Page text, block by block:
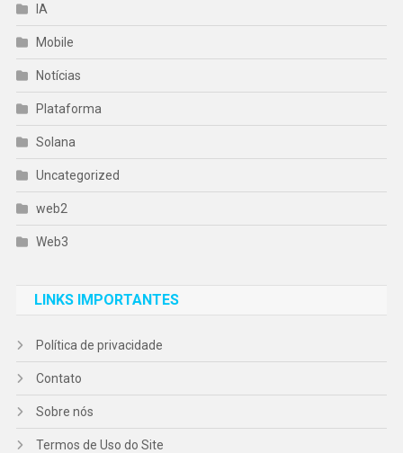
IA
Mobile
Notícias
Plataforma
Solana
Uncategorized
web2
Web3
LINKS IMPORTANTES
Política de privacidade
Contato
Sobre nós
Termos de Uso do Site